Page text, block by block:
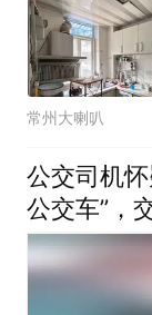
常州大喇叭
公交司机
公交车”，